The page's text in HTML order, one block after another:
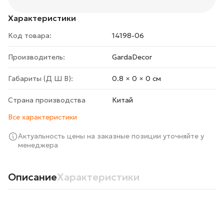
Характеристики
Код товара: 14198-06
Производитель: GardaDecor
Габариты (Д Ш В): 0.8 × 0 × 0 cм
Страна производства
Китай
Все характеристики
Актуальность цены на заказные позиции уточняйте у
менеджера
ОписаниеХарактеристики